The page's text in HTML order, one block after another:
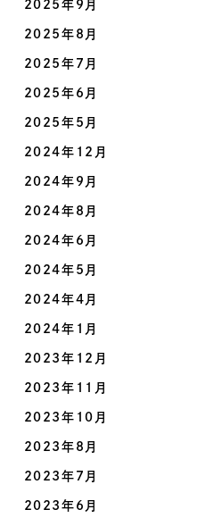
2025年9月
2025年8月
2025年7月
2025年6月
2025年5月
2024年12月
2024年9月
2024年8月
2024年6月
2024年5月
2024年4月
2024年1月
2023年12月
2023年11月
2023年10月
2023年8月
2023年7月
2023年6月